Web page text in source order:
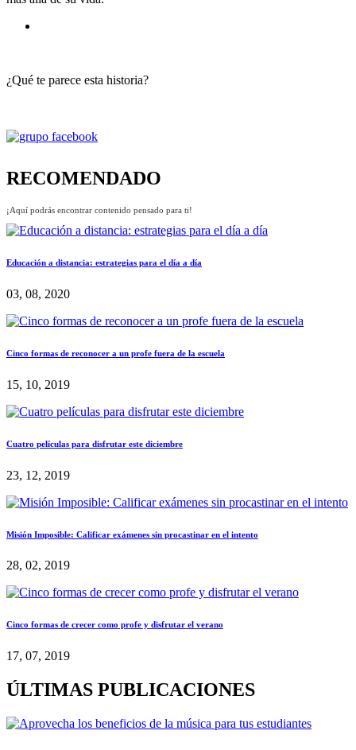
¿Qué te parece esta historia?
RECOMENDADO
¡Aquí podrás encontrar contenido pensado para ti!
Educación a distancia: estrategias para el día a día
03, 08, 2020
Cinco formas de reconocer a un profe fuera de la escuela
15, 10, 2019
Cuatro películas para disfrutar este diciembre
23, 12, 2019
Misión Imposible: Calificar exámenes sin procastinar en el intento
28, 02, 2019
Cinco formas de crecer como profe y disfrutar el verano
17, 07, 2019
ÚLTIMAS PUBLICACIONES